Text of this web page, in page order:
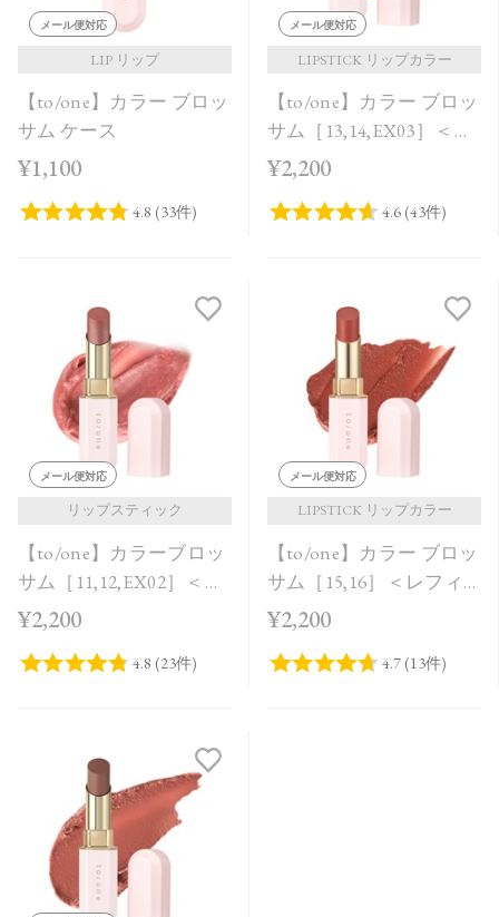
メール便対応
LIP リップ
【to/one】カラー ブロッ
サム ケース
¥1,100
メール便対応
LIPSTICK リップカラー
【to/one】カラー ブロッ
サム［13,14,EX03］＜レ
フィル＞
¥2,200
メール便対応
リップスティック
【to/one】カラーブロッ
サム［11,12,EX02］＜レ
フィル＞
¥2,200
メール便対応
LIPSTICK リップカラー
【to/one】カラー ブロッ
サム［15,16］＜レフィ
ル＞
¥2,200